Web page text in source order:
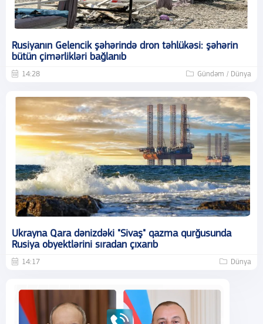
Rusiyanın Gelencik şəhərində dron təhlükəsi: şəhərin
bütün çimərlikləri bağlanıb
14:28 Gündəm / Dünya
Ukrayna Qara dənizdəki "Sivaş" qazma qurğusunda
Rusiya obyektlərini sıradan çıxarıb
14:17 Dünya